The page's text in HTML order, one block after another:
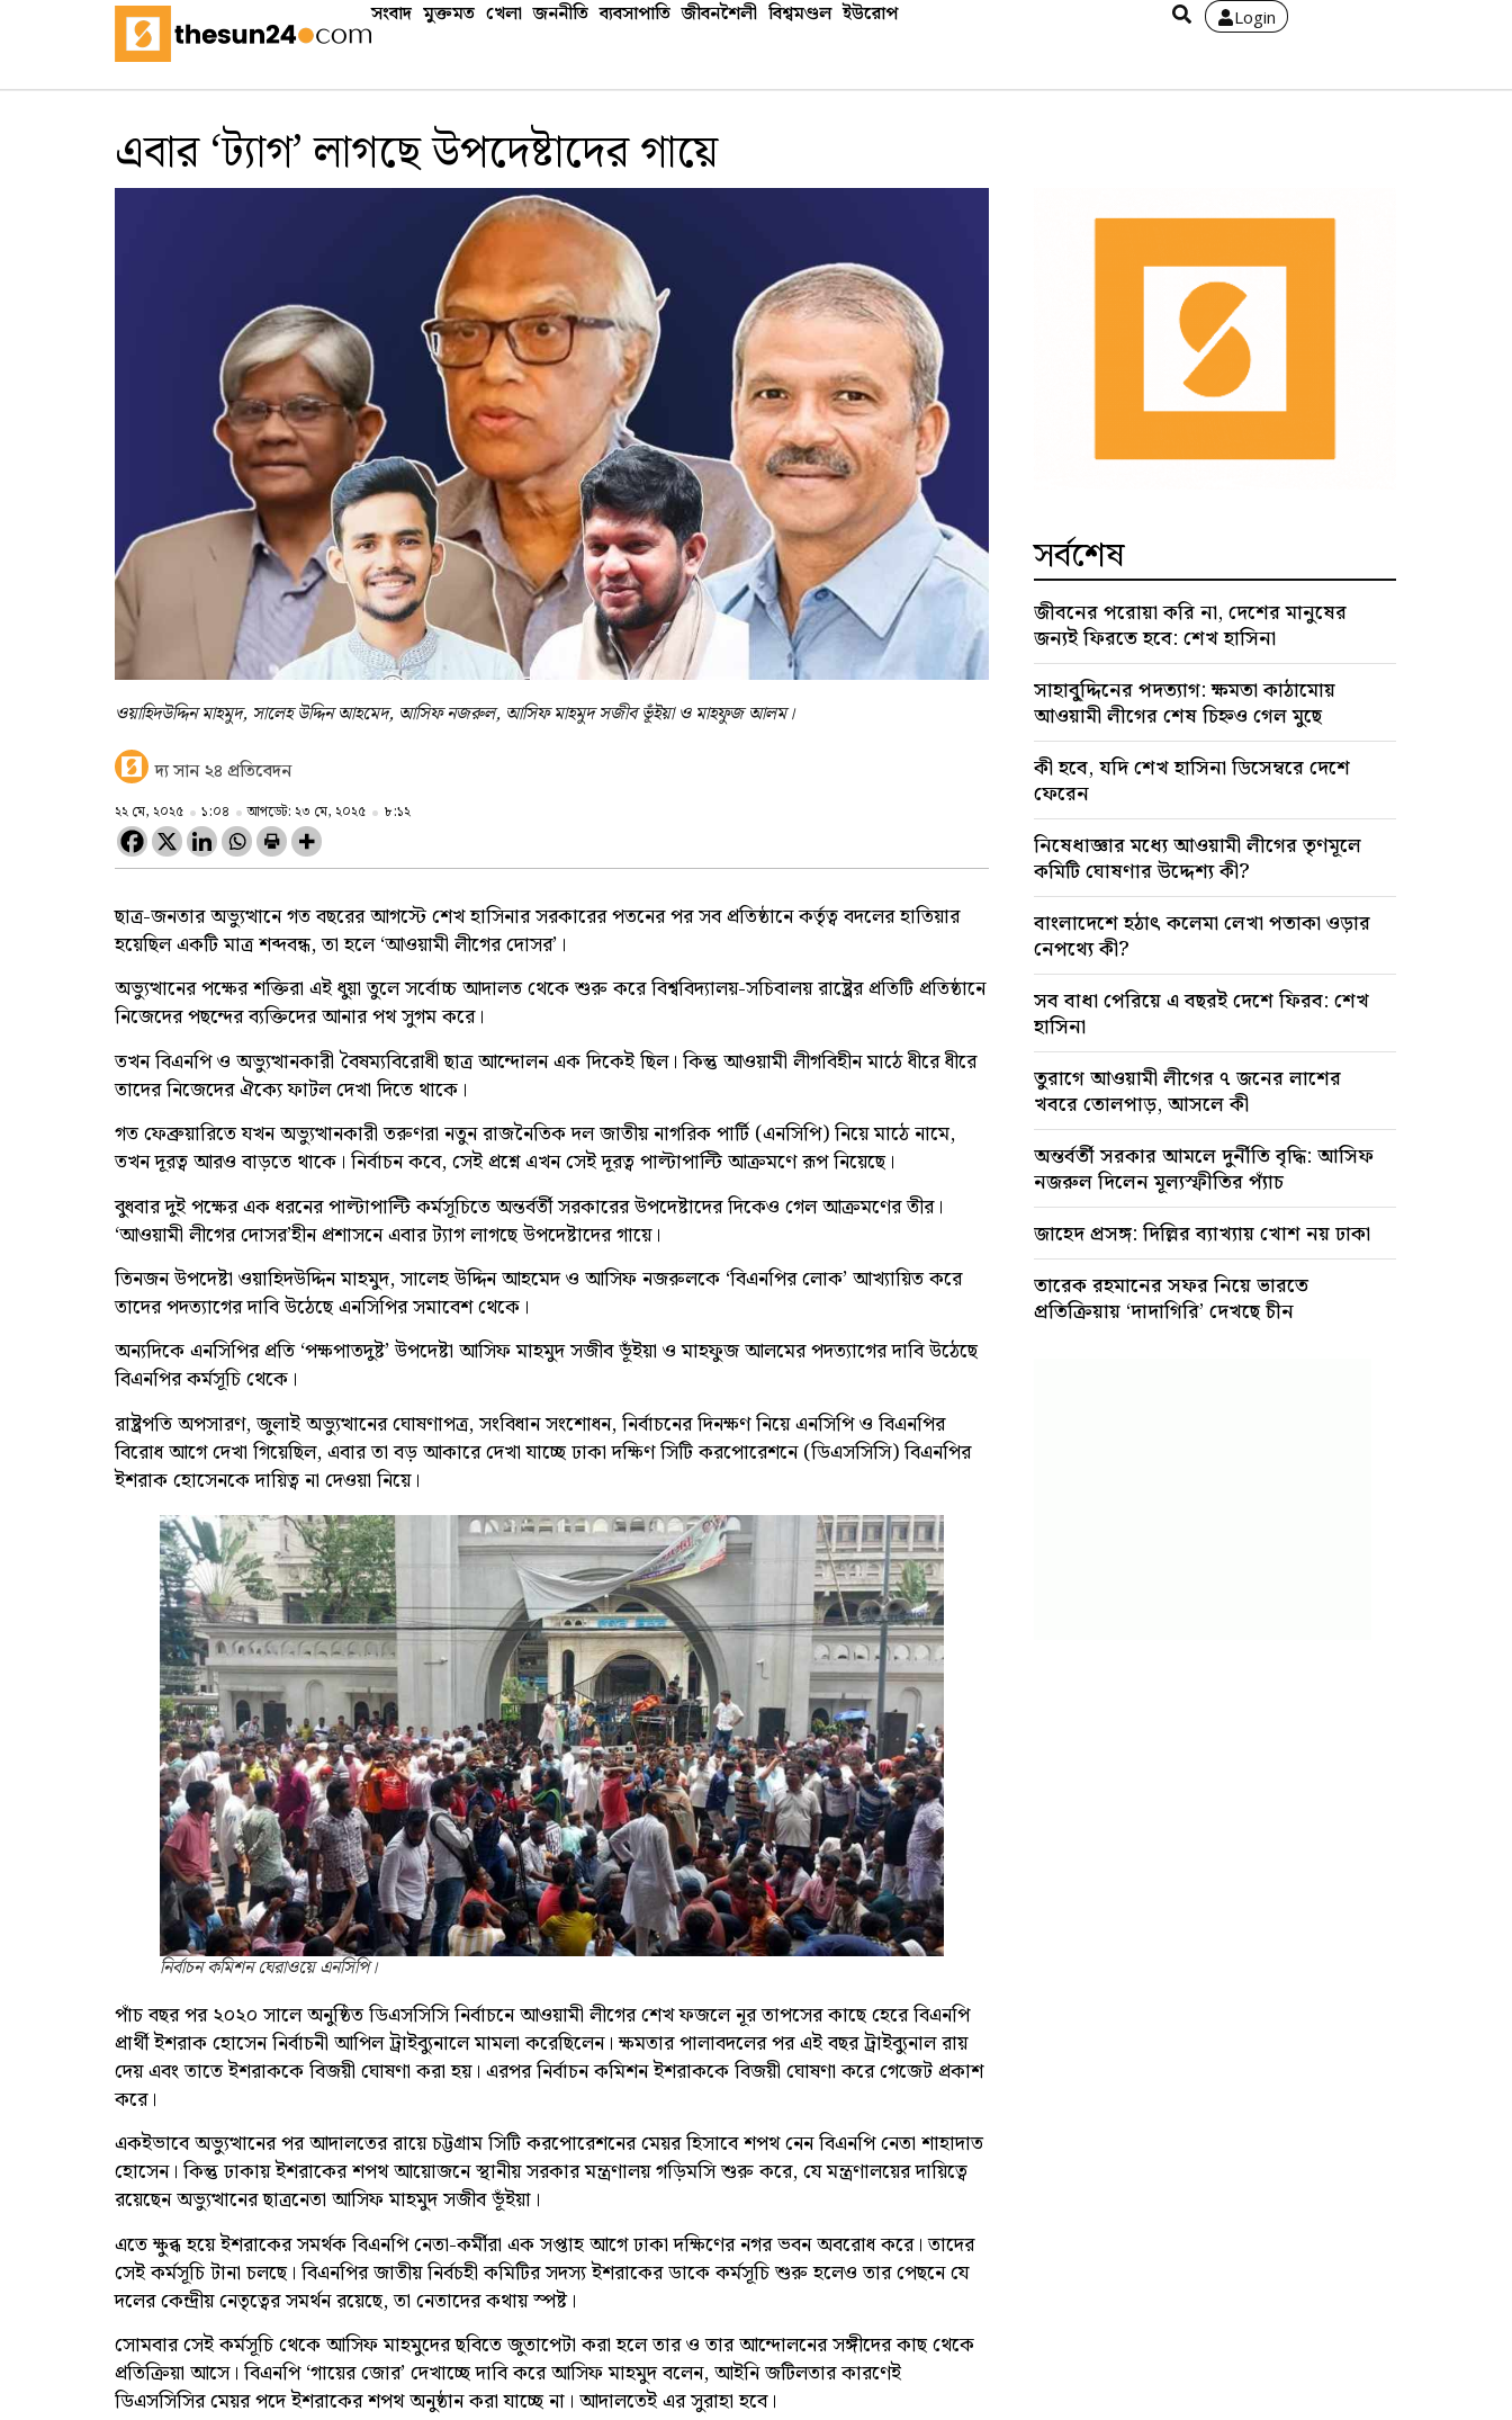
সংবাদ মুক্তমত খেলা জননীতি ব্যবসাপাতি জীবনশৈলী বিশ্বমণ্ডল ইউরোপ Login
এবার ‘ট্যাগ’ লাগছে উপদেষ্টাদের গায়ে
ওয়াহিদউদ্দিন মাহমুদ, সালেহ উদ্দিন আহমেদ, আসিফ নজরুল, আসিফ মাহমুদ সজীব ভূঁইয়া ও মাহফুজ আলম।
দ্য সান ২৪ প্রতিবেদন
২২ মে, ২০২৫ ১:০৪ আপডেট: ২৩ মে, ২০২৫ ৮:১২
ছাত্র-জনতার অভ্যুত্থানে গত বছরের আগস্টে শেখ হাসিনার সরকারের পতনের পর সব প্রতিষ্ঠানে কর্তৃত্ব বদলের হাতিয়ার
হয়েছিল একটি মাত্র শব্দবন্ধ, তা হলে ‘আওয়ামী লীগের দোসর’।
অভ্যুত্থানের পক্ষের শক্তিরা এই ধুয়া তুলে সর্বোচ্চ আদালত থেকে শুরু করে বিশ্ববিদ্যালয়-সচিবালয় রাষ্ট্রের প্রতিটি প্রতিষ্ঠানে
নিজেদের পছন্দের ব্যক্তিদের আনার পথ সুগম করে।
তখন বিএনপি ও অভ্যুত্থানকারী বৈষম্যবিরোধী ছাত্র আন্দোলন এক দিকেই ছিল। কিন্তু আওয়ামী লীগবিহীন মাঠে ধীরে ধীরে
তাদের নিজেদের ঐক্যে ফাটল দেখা দিতে থাকে।
গত ফেব্রুয়ারিতে যখন অভ্যুত্থানকারী তরুণরা নতুন রাজনৈতিক দল জাতীয় নাগরিক পার্টি (এনসিপি) নিয়ে মাঠে নামে,
তখন দূরত্ব আরও বাড়তে থাকে। নির্বাচন কবে, সেই প্রশ্নে এখন সেই দূরত্ব পাল্টাপাল্টি আক্রমণে রূপ নিয়েছে।
বুধবার দুই পক্ষের এক ধরনের পাল্টাপাল্টি কর্মসূচিতে অন্তর্বর্তী সরকারের উপদেষ্টাদের দিকেও গেল আক্রমণের তীর।
‘আওয়ামী লীগের দোসর’হীন প্রশাসনে এবার ট্যাগ লাগছে উপদেষ্টাদের গায়ে।
তিনজন উপদেষ্টা ওয়াহিদউদ্দিন মাহমুদ, সালেহ উদ্দিন আহমেদ ও আসিফ নজরুলকে ‘বিএনপির লোক’ আখ্যায়িত করে
তাদের পদত্যাগের দাবি উঠেছে এনসিপির সমাবেশ থেকে।
অন্যদিকে এনসিপির প্রতি ‘পক্ষপাতদুষ্ট’ উপদেষ্টা আসিফ মাহমুদ সজীব ভূঁইয়া ও মাহফুজ আলমের পদত্যাগের দাবি উঠেছে
বিএনপির কর্মসূচি থেকে।
রাষ্ট্রপতি অপসারণ, জুলাই অভ্যুত্থানের ঘোষণাপত্র, সংবিধান সংশোধন, নির্বাচনের দিনক্ষণ নিয়ে এনসিপি ও বিএনপির
বিরোধ আগে দেখা গিয়েছিল, এবার তা বড় আকারে দেখা যাচ্ছে ঢাকা দক্ষিণ সিটি করপোরেশনে (ডিএসসিসি) বিএনপির
ইশরাক হোসেনকে দায়িত্ব না দেওয়া নিয়ে।
নির্বাচন কমিশন ঘেরাওয়ে এনসিপি।
পাঁচ বছর পর ২০২০ সালে অনুষ্ঠিত ডিএসসিসি নির্বাচনে আওয়ামী লীগের শেখ ফজলে নূর তাপসের কাছে হেরে বিএনপি
প্রার্থী ইশরাক হোসেন নির্বাচনী আপিল ট্রাইব্যুনালে মামলা করেছিলেন। ক্ষমতার পালাবদলের পর এই বছর ট্রাইব্যুনাল রায়
দেয় এবং তাতে ইশরাককে বিজয়ী ঘোষণা করা হয়। এরপর নির্বাচন কমিশন ইশরাককে বিজয়ী ঘোষণা করে গেজেট প্রকাশ
করে।
একইভাবে অভ্যুত্থানের পর আদালতের রায়ে চট্টগ্রাম সিটি করপোরেশনের মেয়র হিসাবে শপথ নেন বিএনপি নেতা শাহাদাত
হোসেন। কিন্তু ঢাকায় ইশরাকের শপথ আয়োজনে স্থানীয় সরকার মন্ত্রণালয় গড়িমসি শুরু করে, যে মন্ত্রণালয়ের দায়িত্বে
রয়েছেন অভ্যুত্থানের ছাত্রনেতা আসিফ মাহমুদ সজীব ভূঁইয়া।
এতে ক্ষুব্ধ হয়ে ইশরাকের সমর্থক বিএনপি নেতা-কর্মীরা এক সপ্তাহ আগে ঢাকা দক্ষিণের নগর ভবন অবরোধ করে। তাদের
সেই কর্মসূচি টানা চলছে। বিএনপির জাতীয় নির্বচহী কমিটির সদস্য ইশরাকের ডাকে কর্মসূচি শুরু হলেও তার পেছনে যে
দলের কেন্দ্রীয় নেতৃত্বের সমর্থন রয়েছে, তা নেতাদের কথায় স্পষ্ট।
সোমবার সেই কর্মসূচি থেকে আসিফ মাহমুদের ছবিতে জুতাপেটা করা হলে তার ও তার আন্দোলনের সঙ্গীদের কাছ থেকে
প্রতিক্রিয়া আসে। বিএনপি ‘গায়ের জোর’ দেখাচ্ছে দাবি করে আসিফ মাহমুদ বলেন, আইনি জটিলতার কারণেই
ডিএসসিসির মেয়র পদে ইশরাকের শপথ অনুষ্ঠান করা যাচ্ছে না। আদালতেই এর সুরাহা হবে।
সর্বশেষ
জীবনের পরোয়া করি না, দেশের মানুষের
জন্যই ফিরতে হবে: শেখ হাসিনা
সাহাবু্দ্দিনের পদত্যাগ: ক্ষমতা কাঠামোয়
আওয়ামী লীগের শেষ চিহ্নও গেল মুছে
কী হবে, যদি শেখ হাসিনা ডিসেম্বরে দেশে
ফেরেন
নিষেধাজ্ঞার মধ্যে আওয়ামী লীগের তৃণমূলে
কমিটি ঘোষণার উদ্দেশ্য কী?
বাংলাদেশে হঠাৎ কলেমা লেখা পতাকা ওড়ার
নেপথ্যে কী?
সব বাধা পেরিয়ে এ বছরই দেশে ফিরব: শেখ
হাসিনা
তুরাগে আওয়ামী লীগের ৭ জনের লাশের
খবরে তোলপাড়, আসলে কী
অন্তর্বর্তী সরকার আমলে দুর্নীতি বৃদ্ধি: আসিফ
নজরুল দিলেন মূল্যস্ফীতির প্যাঁচ
জাহেদ প্রসঙ্গ: দিল্লির ব্যাখ্যায় খোশ নয় ঢাকা
তারেক রহমানের সফর নিয়ে ভারতে
প্রতিক্রিয়ায় ‘দাদাগিরি’ দেখছে চীন